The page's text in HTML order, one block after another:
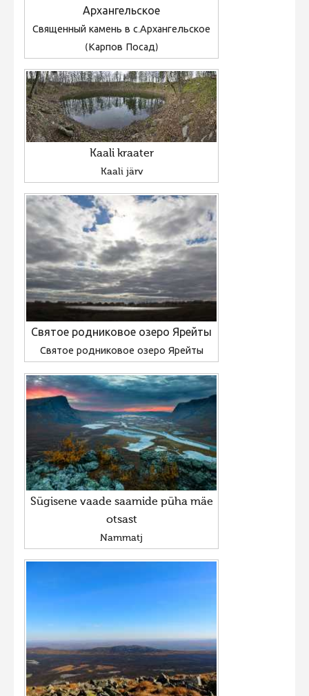
Архангельское
Священный камень в с.Архангельское
(Карпов Посад)
Kaali kraater
Kaali järv
Святое родниковое озеро Ярейты
Святое родниковое озеро Ярейты
Sügisene vaade saamide püha mäe
otsast
Nammatj